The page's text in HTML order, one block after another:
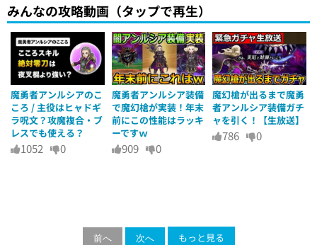
みんなの攻略動画（タップで再生）
魔勇者アンルシアのこ
ころ / 主役はヒャドギ
ラ呪文？攻魔複合・ブ
レスでも使える？
1052 0
魔勇者アンルシア装備
で魔幻槍が実装！年末
前にこの性能はラッキ
ーですｗ
909 0
魔幻槍が出るまで魔勇
者アンルシア装備ガチ
ャを引く！【生放送】
786 0
前へ 次へ もっと見る